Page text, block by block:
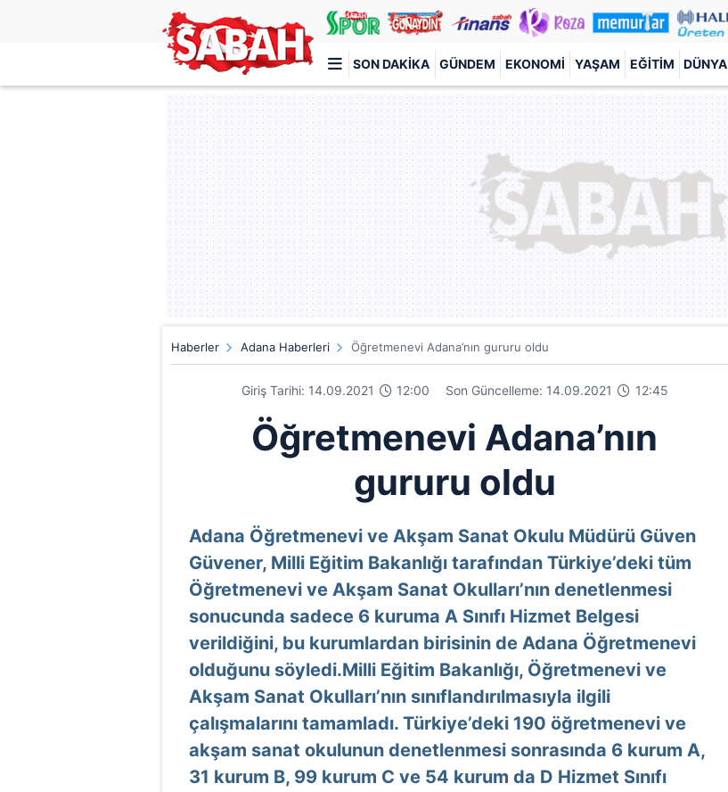
SON DAKIKA GÜNDEM EKONOMI YAŞAM EĞITIM DÜNYA
Türkiye'nin en iyi haber sitesi
Haberler Adana Haberleri Öğretmenevi Adana’nın gururu oldu
Giriş Tarihi: 14.09.2021 12:00 Son Güncelleme: 14.09.2021 12:45
Öğretmenevi Adana’nın
gururu oldu
Adana Öğretmenevi ve Akşam Sanat Okulu Müdürü Güven
Güvener, Milli Eğitim Bakanlığı tarafından Türkiye’deki tüm
Öğretmenevi ve Akşam Sanat Okulları’nın denetlenmesi
sonucunda sadece 6 kuruma A Sınıfı Hizmet Belgesi
verildiğini, bu kurumlardan birisinin de Adana Öğretmenevi
olduğunu söyledi.Milli Eğitim Bakanlığı, Öğretmenevi ve
Akşam Sanat Okulları’nın sınıflandırılmasıyla ilgili
çalışmalarını tamamladı. Türkiye’deki 190 öğretmenevi ve
akşam sanat okulunun denetlenmesi sonrasında 6 kurum A,
31 kurum B, 99 kurum C ve 54 kurum da D Hizmet Sınıfı